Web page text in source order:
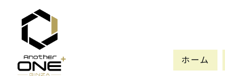
ホーム